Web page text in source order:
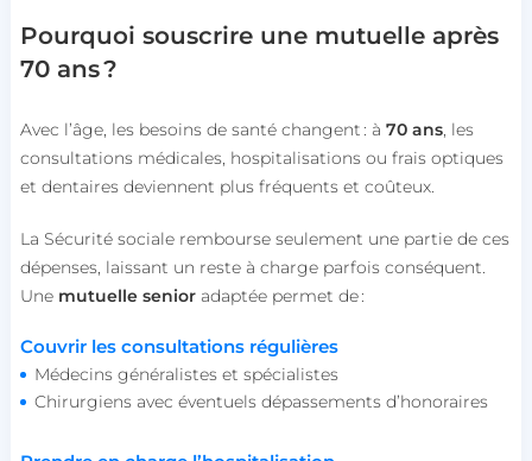
Pourquoi souscrire une mutuelle après
70 ans ?
Avec l’âge, les besoins de santé changent : à 70 ans, les
consultations médicales, hospitalisations ou frais optiques
et dentaires deviennent plus fréquents et coûteux.
La Sécurité sociale rembourse seulement une partie de ces
dépenses, laissant un reste à charge parfois conséquent.
Une mutuelle senioradaptée permet de :
Couvrir les consultations régulières
Médecins généralistes et spécialistes
Chirurgiens avec éventuels dépassements d’honoraires